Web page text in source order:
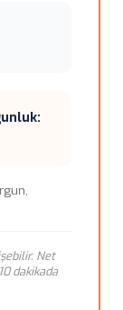
Net
dakikada